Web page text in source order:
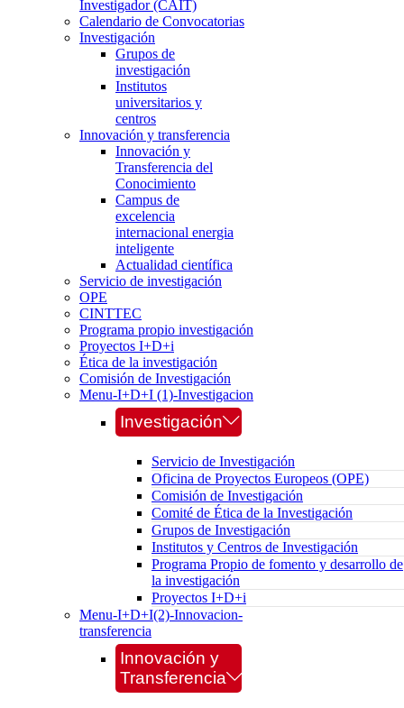
Investigador (CAIT)
Calendario de Convocatorias
Investigación
Grupos de
investigación
Institutos
universitarios y
centros
Innovación y transferencia
Innovación y
Transferencia del
Conocimiento
Campus de
excelencia
internacional energia
inteligente
Actualidad científica
Servicio de investigación
OPE
CINTTEC
Programa propio investigación
Proyectos I+D+i
Ética de la investigación
Comisión de Investigación
Menu-I+D+I (1)-Investigacion
Investigación
Servicio de Investigación
Oficina de Proyectos Europeos (OPE)
Comisión de Investigación
Comité de Ética de la Investigación
Grupos de Investigación
Institutos y Centros de Investigación
Programa Propio de fomento y desarrollo de
la investigación
Proyectos I+D+i
Menu-I+D+I(2)-Innovacion-
transferencia
Innovación y
Transferencia